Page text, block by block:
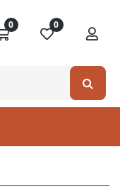
0 0